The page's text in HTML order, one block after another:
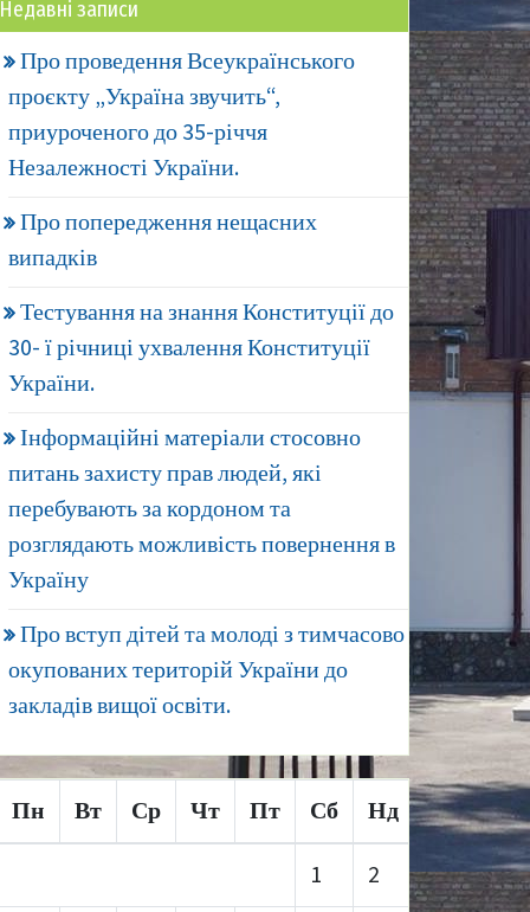
Недавні записи
Про проведення Всеукраїнського
проєкту „Україна звучить“,
приуроченого до 35-річчя
Незалежності України.
Про попередження нещасних
випадків
Тестування на знання Конституції до
30- ї річниці ухвалення Конституції
України.
Інформаційні матеріали стосовно
питань захисту прав людей, які
перебувають за кордоном та
розглядають можливість повернення в
Україну
Про вступ дітей та молоді з тимчасово
окупованих територій України до
закладів вищої освіти.
Пн Вт Ср Чт Пт Сб Нд
1 2